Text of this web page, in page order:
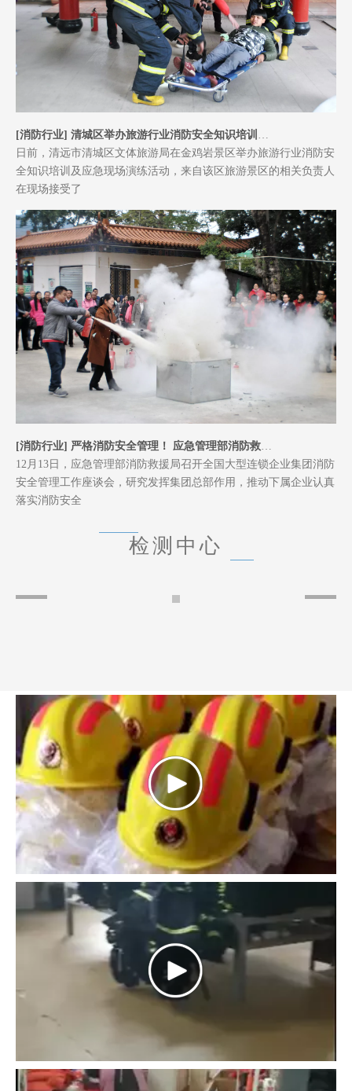
白马派出所到江苏祥宏开展打击整治网络谣言宣传活动
近日，白马派出所为提升我公司的网络安全意识，开展了打谣宣传
进企业的活动。此次活动，通过发放宣传资料、现场咨询、讲解等
多种方式，向我公司员工普及网络安全知识，呼吁大家共同维护网
络空间的清朗。
[ 消防行业]
平和县安委会召开行业部门消防安全培训会
为切实做好今冬明春火灾防控工作，坚决防范和遏制重特大火灾事
故发生，保障人民群众生命财产安全。平和县安委会于12月7日召
开行业部门
消防行业 ] 清城区举办旅游行业消防安全知识培训及应急现场演练
日前，清远市清城区文体旅游局在金鸡岩景区举办旅游行业消防安
全知识培训及应急现场演练活动，来自该区旅游景区的相关负责人
在现场接受了
严格消防安全管理！ 应急管理部消防救援局给大型连锁企业集团敲了一记警钟
12月13日，应急管理部消防救援局召开全国大型连锁企业集团消防
安全管理工作座谈会，研究发挥集团总部作用，推动下属企业认真
落实消防安全